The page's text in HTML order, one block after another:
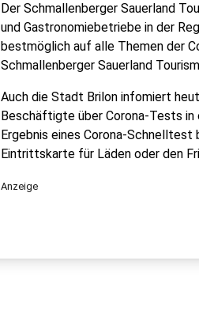
Der Schmallenberger Sauerland
und Gastronomiebetriebe in der
bestmöglich auf alle Themen der
Schmallenberger Sauerland
Auch die Stadt Brilon infomiert
Beschäftigte über Corona-Tests in
Ergebnis eines Corona-Schnelltest
Eintrittskarte für Läden oder den
Anzeige